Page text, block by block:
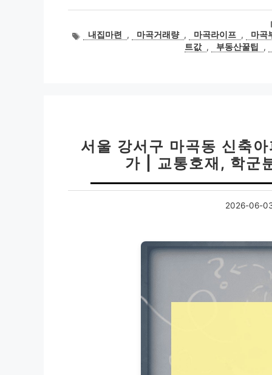
태내집마련 , 마곡거래량 , 마곡라이프 ,
마곡
트값 , 부동산꿀팁 ,
서울 강서구 마곡동 신축
가 | 교통호재, 학군
2026-06-